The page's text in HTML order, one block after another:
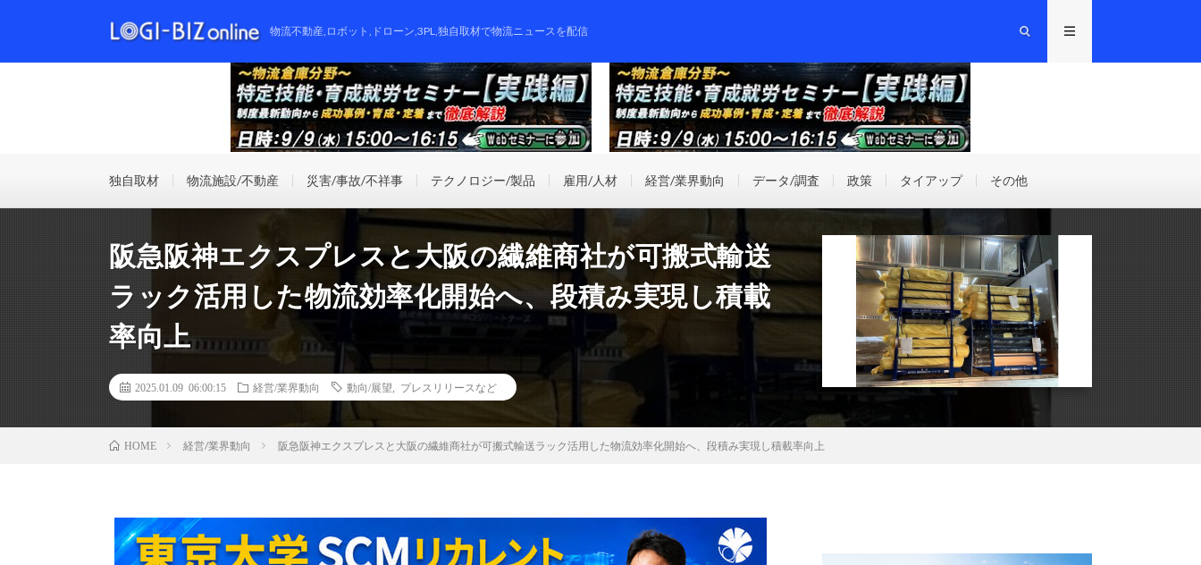
物流不動産,ロボット,ドローン,3PL,独自取材で物流ニュースを配信
独自取材 物流施設/不動産 災害/事故/不祥事 テクノロジー/製品 雇用/人材 経営/業界動向 データ/調査 政策 タイアップ その他
阪急阪神エクスプレスと大阪の繊維商社が可搬式輸送
ラック活用した物流効率化開始へ、段積み実現し積載
率向上
2025.01.09 06:00:15 経営/業界動向 動向/展望 プレスリリースなど
HOME 経営/業界動向 阪急阪神エクスプレスと大阪の繊維商社が可搬式輸送ラック活用した物流効率化開始へ、段積み実現し積載率向上